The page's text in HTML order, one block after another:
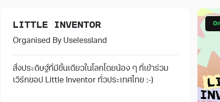
LITTLE INVENTOR
Organised By Uselessland
สิ่งประดิษฐ์ที่มีชิ้นเดียวในโลกโดยน้อง ๆ ที่เข้าร่วม
เวิร์กชอป Little Inventor ทั่วประเทศไทย :-)